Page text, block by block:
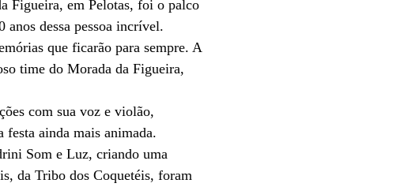
Figueira, em Pelotas, foi o palco
dessa pessoa incrível.
que ficarão para sempre. A
time do Morada da Figueira,
com sua voz e violão,
festa ainda mais animada.
Som e Luz, criando uma
da Tribo dos Coquetéis, foram